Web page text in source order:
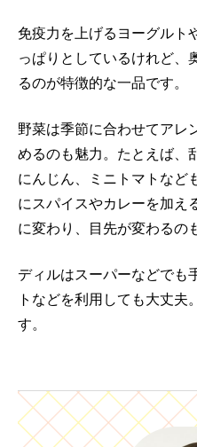
免疫力を上げるヨーグルト
っぱりとしているけれど、
るのが特徴的な一品です。
野菜は季節に合わせてアレ
めるのも魅力。たとえば、
にんじん、ミニトマトなど
にスパイスやカレーを加え
に変わり、目先が変わるの
ディルはスーパーなどでも
トなどを利用しても大丈
す。